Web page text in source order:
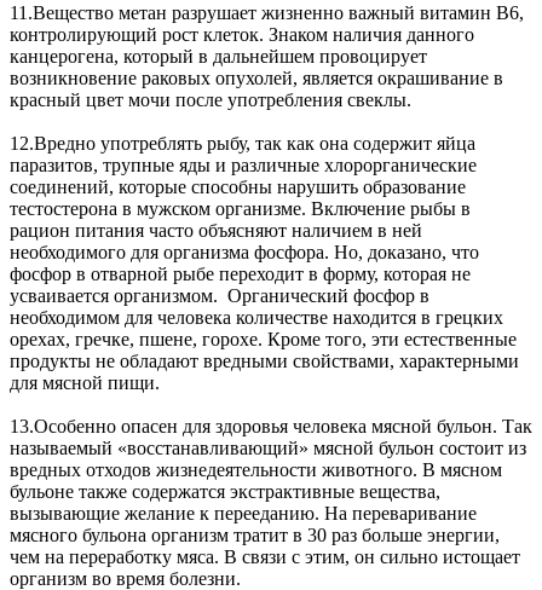
11.Вещество метан разрушает жизненно важный витамин В6,
контролирующий рост клеток. Знаком наличия данного
канцерогена, который в дальнейшем провоцирует
возникновение раковых опухолей, является окрашивание в
красный цвет мочи после употребления свеклы.
12.Вредно употреблять рыбу, так как она содержит яйца
паразитов, трупные яды и различные хлорорганические
соединений, которые способны нарушить образование
тестостерона в мужском организме. Включение рыбы в
рацион питания часто объясняют наличием в ней
необходимого для организма фосфора. Но, доказано, что
фосфор в отварной рыбе переходит в форму, которая не
усваивается организмом. Органический фосфор в
необходимом для человека количестве находится в грецких
орехах, гречке, пшене, горохе. Кроме того, эти естественные
продукты не обладают вредными свойствами, характерными
для мясной пищи.
13.Особенно опасен для здоровья человека мясной бульон. Так
называемый «восстанавливающий» мясной бульон состоит из
вредных отходов жизнедеятельности животного. В мясном
бульоне также содержатся экстрактивные вещества,
вызывающие желание к перееданию. На переваривание
мясного бульона организм тратит в 30 раз больше энергии,
чем на переработку мяса. В связи с этим, он сильно истощает
организм во время болезни.